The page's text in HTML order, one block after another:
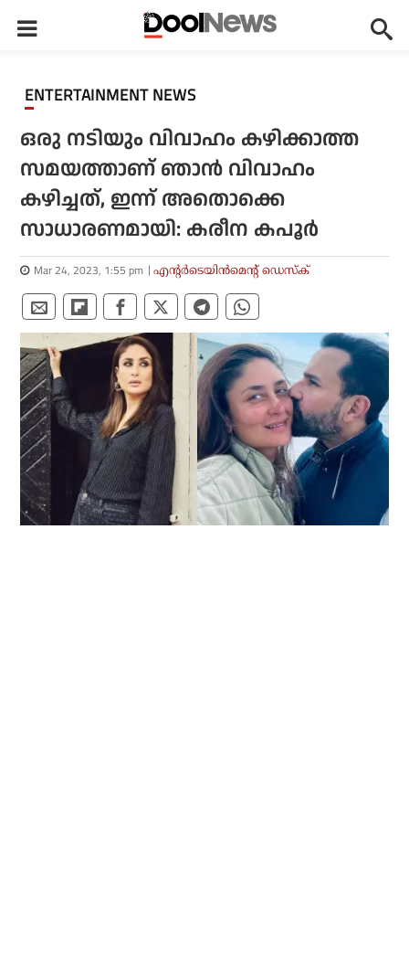
ENTERTAINMENT NEWS
ഒരു നടിയും വിവാഹം കഴിക്കാത്ത
സമയത്താണ് ഞാന്‍ വിവാഹം
കഴിച്ചത്, ഇന്ന് അതൊക്കെ
സാധാരണമായി: കരീന കപൂര്‍
Mar 24, 2023, 1:55 pm എന്റര്‍ടെയിന്‍മെന്റ് ഡെസ്‌ക്